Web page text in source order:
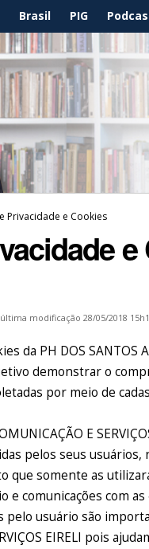
Brasil PIG
Privacidade e Cookies
e
última modificação 28/05/2018
da PH DOS SANTOS
demonstrar o
por meio de
E
pelos seus usuários,
que somente as
e comunicações com
usuário são
EIRELI pois